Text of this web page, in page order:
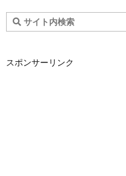
スポンサーリンク